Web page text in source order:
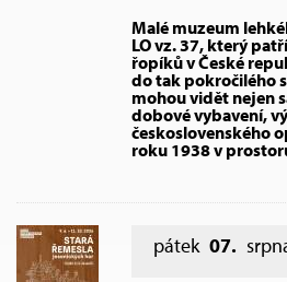
Malé muzeum
LO vz. 37, který
řopíků v České
do tak pokročilého
mohou vidět nejen
dobové vybavení,
československého
roku 1938 v
pátek 07.